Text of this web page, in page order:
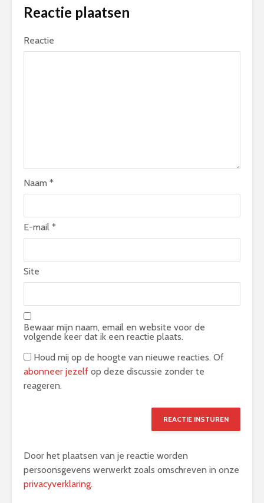
Reactie plaatsen
Reactie
Naam *
E-mail *
Site
Bewaar mijn naam, email en website voor de
volgende keer dat ik een reactie plaats.
Houd mij op de hoogte van nieuwe reacties. Of
abonneer jezelf op deze discussie zonder te
reageren.
Door het plaatsen van je reactie worden
persoonsgevens werwerkt zoals omschreven in onze
privacyverklaring.